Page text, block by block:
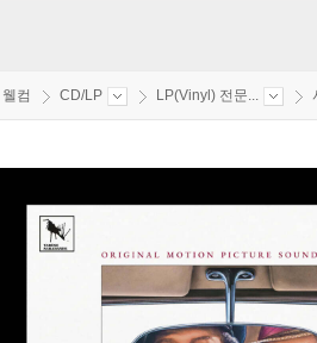
웰컴 CD/LP LP(Vinyl) 전문...